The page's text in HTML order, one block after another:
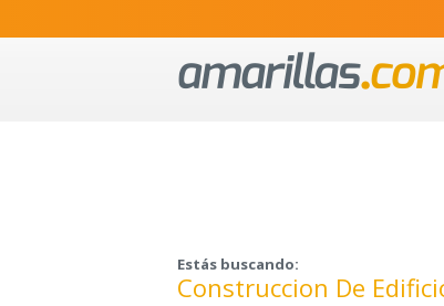
Estás buscando:
Construccion De